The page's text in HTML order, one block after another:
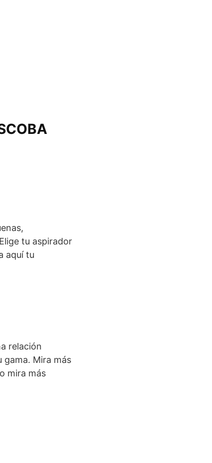
tu aspirador
aquí tu
relación
gama. Mira más
mira más